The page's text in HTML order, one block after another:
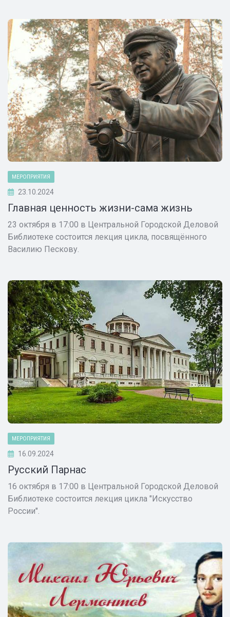
МЕРОПРИЯТИЯ
23.10.2024
Главная ценность жизни-сама жизнь
23 октября в 17:00 в Центральной Городской Деловой
Библиотеке состоится лекция цикла, посвящённого
Василию Пескову.
МЕРОПРИЯТИЯ
16.09.2024
Русский Парнас
16 октября в 17:00 в Центральной Городской Деловой
Библиотеке состоится лекция цикла "Искусство
России".